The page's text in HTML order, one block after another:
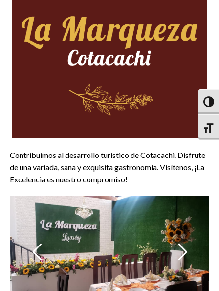
Contribuimos al desarrollo turístico de Cotacachi. Disfrute
de una variada, sana y exquisita gastronomía. Visítenos, ¡La
Excelencia es nuestro compromiso!